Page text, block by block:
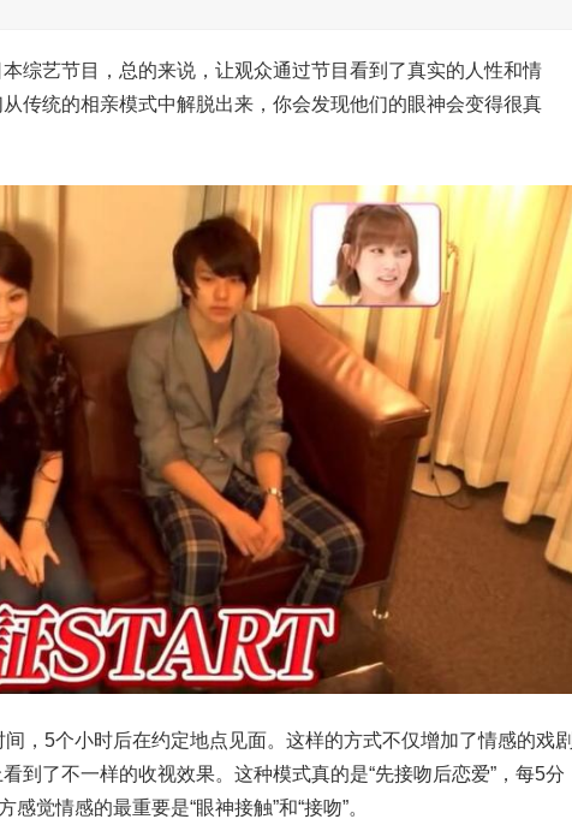
综艺节目，总的来说，让观众通过节目看到了真实的人性和情
传统的相亲模式中解脱出来，你会发现他们的眼神会变得很真
，5个小时后在约定地点见面。这样的方式不仅增加了情感的戏剧
到了不一样的收视效果。这种模式真的是“先接吻后恋爱”，每5分
觉情感的最重要是“眼神接触”和“接吻”。